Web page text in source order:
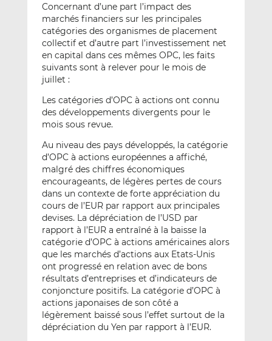
Concernant d’une part l’impact des
marchés financiers sur les principales
catégories des organismes de placement
collectif et d’autre part l’investissement net
en capital dans ces mêmes OPC, les faits
suivants sont à relever pour le mois de
juillet :
Les catégories d’OPC à actions ont connu
des développements divergents pour le
mois sous revue.
Au niveau des pays développés, la catégorie
d’OPC à actions européennes a affiché,
malgré des chiffres économiques
encourageants, de légères pertes de cours
dans un contexte de forte appréciation du
cours de l’EUR par rapport aux principales
devises. La dépréciation de l’USD par
rapport à l’EUR a entraîné à la baisse la
catégorie d’OPC à actions américaines alors
que les marchés d’actions aux Etats-Unis
ont progressé en relation avec de bons
résultats d’entreprises et d’indicateurs de
conjoncture positifs. La catégorie d’OPC à
actions japonaises de son côté a
légèrement baissé sous l’effet surtout de la
dépréciation du Yen par rapport à l’EUR.